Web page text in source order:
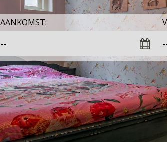
AANKOMST: